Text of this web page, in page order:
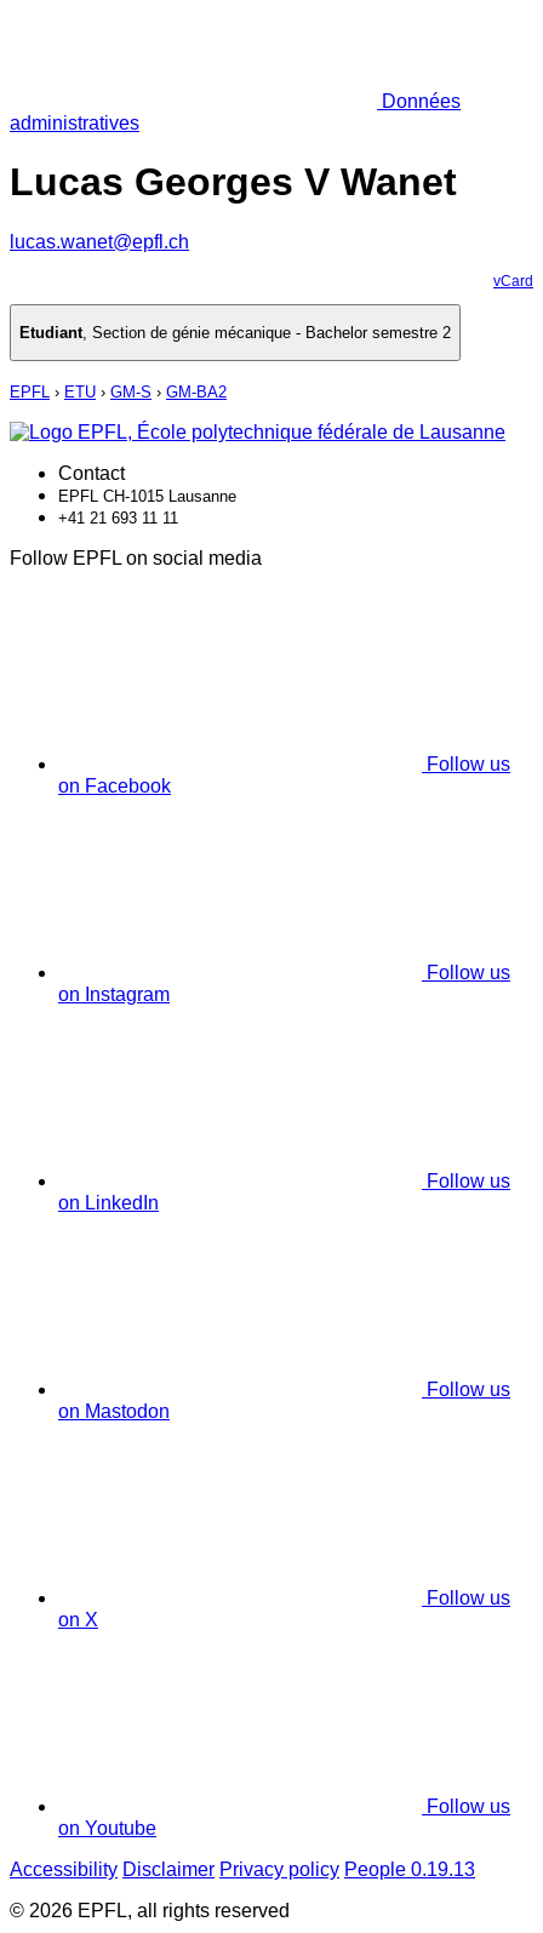
Données
administratives
Lucas Georges V Wanet
lucas.wanet@epfl.ch
vCard
Etudiant, Section de génie mécanique - Bachelor semestre 2
EPFL › ETU › GM-S › GM-BA2
Contact
EPFL CH-1015 Lausanne
+41 21 693 11 11
Follow EPFL on social media
Follow us
on Facebook
Follow us
on Instagram
Follow us
on LinkedIn
Follow us
on Mastodon
Follow us
on X
Follow us
on Youtube
Accessibility Disclaimer Privacy policy People 0.19.13
© 2026 EPFL, all rights reserved